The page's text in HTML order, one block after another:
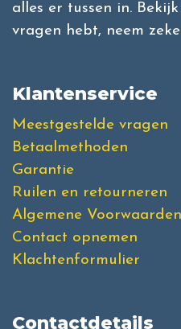
alles er tussen in.
vragen hebt, neem
Klantenservice
Meestgestelde vragen
Betaalmethoden
Garantie
Ruilen en retourneren
Algemene Voorwaarden
Contact opnemen
Klachtenformulier
Contactdetails